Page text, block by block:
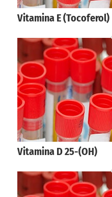
Vitamina E (Tocoferol)
Vitamina D 25-(OH)